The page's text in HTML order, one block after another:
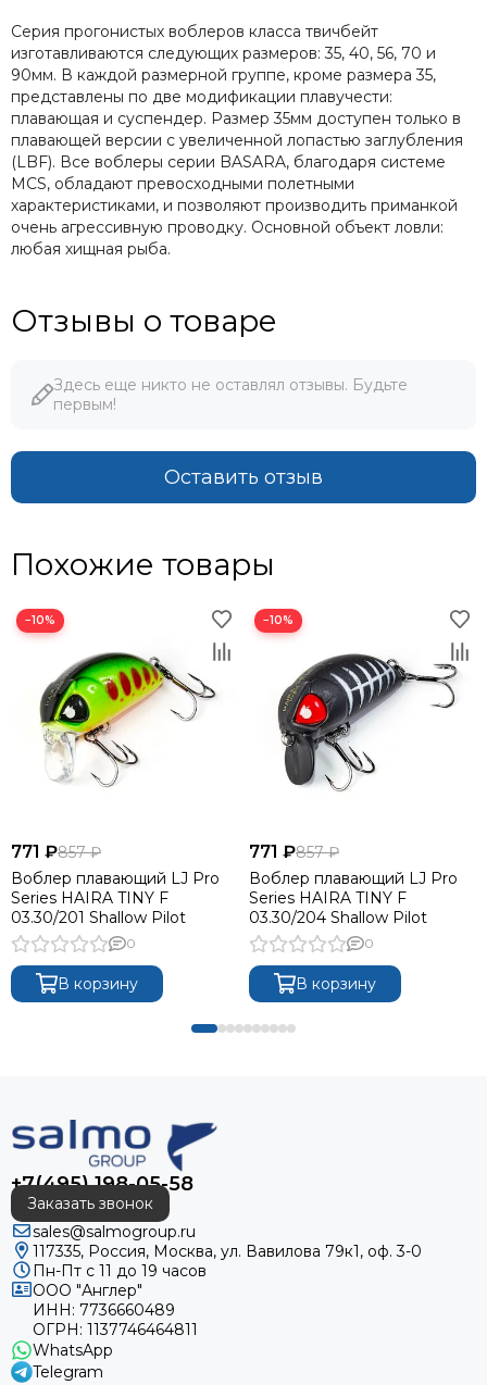
Серия прогонистых воблеров класса твичбейт
изготавливаются следующих размеров: 35, 40, 56, 70 и
90мм. В каждой размерной группе, кроме размера 35,
представлены по две модификации плавучести:
плавающая и суспендер. Размер 35мм доступен только в
плавающей версии с увеличенной лопастью заглубления
(LBF). Все воблеры серии BASARA, благодаря системе
MCS, обладают превосходными полетными
характеристиками, и позволяют производить приманкой
очень агрессивную проводку. Основной объект ловли:
любая хищная рыба.
Отзывы о товаре
Здесь еще никто не оставлял отзывы. Будьте
первым!
Оставить отзыв
Похожие товары
−10%
771 ₽857 ₽
Воблер плавающий LJ Pro
Series HAIRA TINY F
03.30/201 Shallow Pilot
0
В корзину
−10%
771 ₽857 ₽
Воблер плавающий LJ Pro
Series HAIRA TINY F
03.30/204 Shallow Pilot
0
В корзину
+7(495) 198-05-58
Заказать звонок
sales@salmogroup.ru
117335, Россия, Москва, ул. Вавилова 79к1, оф. 3-0
Пн-Пт с 11 до 19 часов
ООО "Англер"
ИНН: 7736660489
ОГРН: 1137746464811
WhatsApp
Telegram